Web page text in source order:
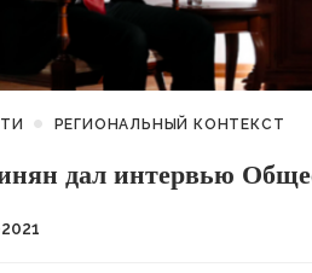
РЕГИОНАЛЬНЫЙ КОНТЕКСТ
дал интервью